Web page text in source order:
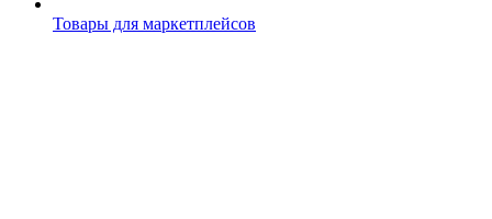
Товары для маркетплейсов